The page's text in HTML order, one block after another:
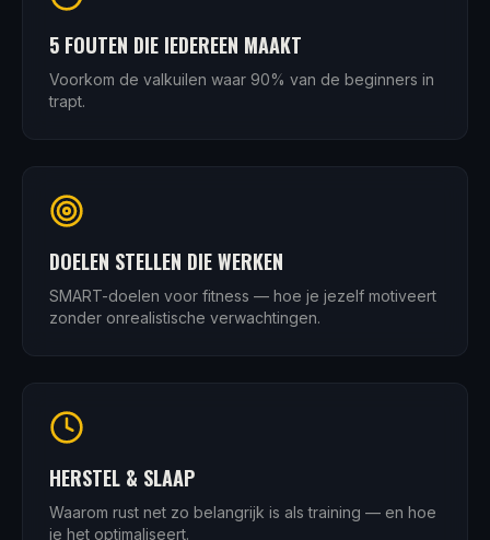
5 FOUTEN DIE IEDEREEN MAAKT
Voorkom de valkuilen waar 90% van de beginners in
trapt.
DOELEN STELLEN DIE WERKEN
SMART-doelen voor fitness — hoe je jezelf motiveert
zonder onrealistische verwachtingen.
HERSTEL & SLAAP
Waarom rust net zo belangrijk is als training — en hoe
je het optimaliseert.